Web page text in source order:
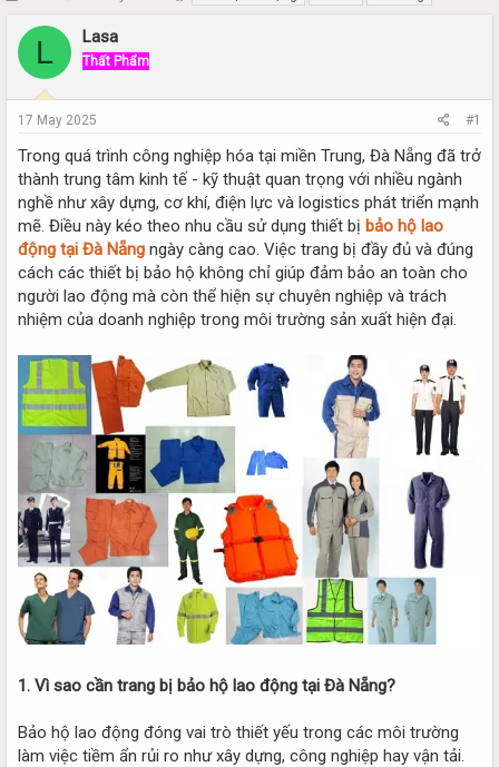
r
a
s
a
r
e
r
a
r
t
a
e
L Lasa
Thất Phẩm
17 May 2025 #1
Trong quá trình công nghiệp hóa tại miền Trung, Đà Nẵng đã trở
thành trung tâm kinh tế - kỹ thuật quan trọng với nhiều ngành
nghề như xây dựng, cơ khí, điện lực và logistics phát triển mạnh
mẽ. Điều này kéo theo nhu cầu sử dụng thiết bị bảo hộ lao
động tại Đà Nẵng ngày càng cao. Việc trang bị đầy đủ và đúng
cách các thiết bị bảo hộ không chỉ giúp đảm bảo an toàn cho
người lao động mà còn thể hiện sự chuyên nghiệp và trách
nhiệm của doanh nghiệp trong môi trường sản xuất hiện đại.
1. Vì sao cần trang bị bảo hộ lao động tại Đà Nẵng?
Bảo hộ lao động đóng vai trò thiết yếu trong các môi trường
làm việc tiềm ẩn rủi ro như xây dựng, công nghiệp hay vận tải.